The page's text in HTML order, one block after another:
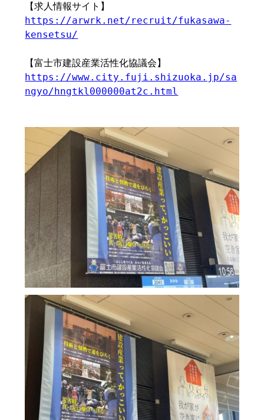
【求人情報サイト】
https://arwrk.net/recruit/fukasawa-
kensetsu/
【富士市建設産業活性化協議会】
https://www.city.fuji.shizuoka.jp/sa
ngyo/hngtkl000000at2c.html